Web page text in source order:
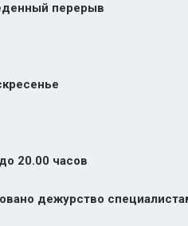
перерыв
20.00 часов